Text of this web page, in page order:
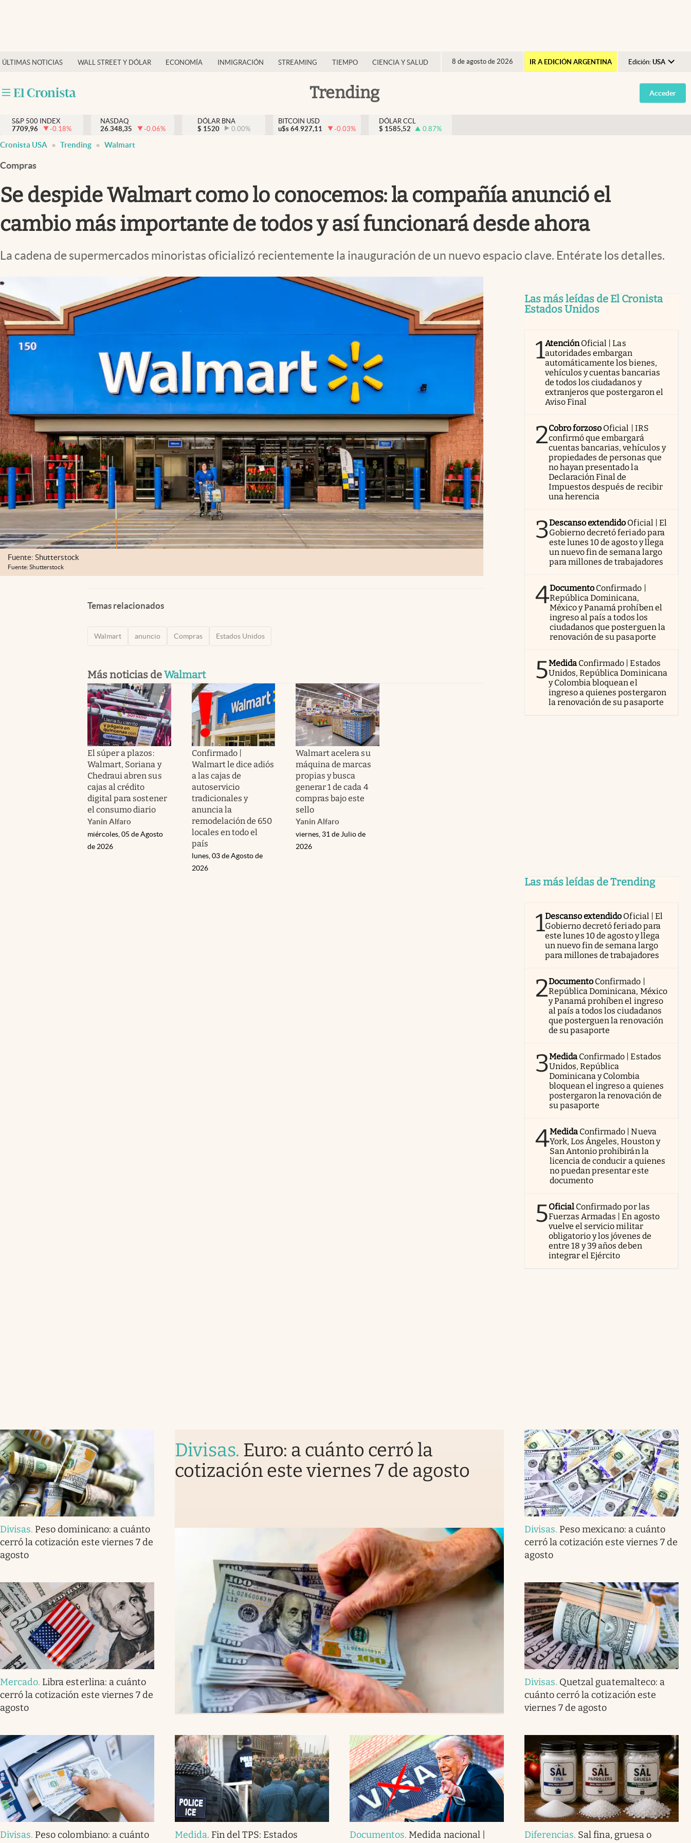
ÚLTIMAS NOTICIAS WALL STREET Y DÓLAR ECONOMÍA INMIGRACIÓN STREAMING TIEMPO CIENCIA Y SALUD 8 de agosto de 2026 IR A EDICIÓN ARGENTINA Edición: USA
Argentina
España
Trending
Finanzas y economía
Inmigración
Trending
Streaming
Acceder
S&P 500 INDEX
7709,96
-0.18%
NASDAQ
26.348,35
-0.06%
DÓLAR BNA
$ 1520 0.00%
BITCOIN USD
u$s 64.927,11 -0.03%
DÓLAR CCL
$ 1585,52 0.87%
Cronista USA Trending Walmart
Compras
Se despide Walmart como lo conocemos: la compañía anunció el
cambio más importante de todos y así funcionará desde ahora
La cadena de supermercados minoristas oficializó recientemente la inauguración de un nuevo espacio clave. Entérate los detalles.
Fuente: Shutterstock
Fuente: Shutterstock
Temas relacionados
Walmart anuncio Compras Estados Unidos
Más noticias deWalmart
El súper a plazos:
Walmart, Soriana y
Chedraui abren sus
cajas al crédito
digital para sostener
el consumo diario
Yanin Alfaro
miércoles, 05 de Agosto
de 2026
Confirmado |
Walmart le dice adiós
a las cajas de
autoservicio
tradicionales y
anuncia la
remodelación de 650
locales en todo el
país
lunes, 03 de Agosto de
2026
Walmart acelera su
máquina de marcas
propias y busca
generar 1 de cada 4
compras bajo este
sello
Yanin Alfaro
viernes, 31 de Julio de
2026
Las más leídas de El Cronista
Estados Unidos
1AtenciónOficial | Las
autoridades embargan
automáticamente los bienes,
vehículos y cuentas bancarias
de todos los ciudadanos y
extranjeros que postergaron el
Aviso Final
2Cobro forzoso Oficial | IRS
confirmó que embargará
cuentas bancarias, vehículos y
propiedades de personas que
no hayan presentado la
Declaración Final de
Impuestos después de recibir
una herencia
3Descanso extendido Oficial | El
Gobierno decretó feriado para
este lunes 10 de agosto y llega
un nuevo fin de semana largo
para millones de trabajadores
4Documento Confirmado |
República Dominicana,
México y Panamá prohíben el
ingreso al país a todos los
ciudadanos que posterguen la
renovación de su pasaporte
5Medida Confirmado | Estados
Unidos, República Dominicana
y Colombia bloquean el
ingreso a quienes postergaron
la renovación de su pasaporte
Las más leídas de Trending
1Descanso extendido Oficial | El
Gobierno decretó feriado para
este lunes 10 de agosto y llega
un nuevo fin de semana largo
para millones de trabajadores
2Documento Confirmado |
República Dominicana, México
y Panamá prohíben el ingreso
al país a todos los ciudadanos
que posterguen la renovación
de su pasaporte
3Medida Confirmado | Estados
Unidos, República
Dominicana y Colombia
bloquean el ingreso a quienes
postergaron la renovación de
su pasaporte
4Medida Confirmado | Nueva
York, Los Ángeles, Houston y
San Antonio prohibirán la
licencia de conducir a quienes
no puedan presentar este
documento
5Oficial Confirmado por las
Fuerzas Armadas | En agosto
vuelve el servicio militar
obligatorio y los jóvenes de
entre 18 y 39 años deben
integrar el Ejército
Divisas. Peso dominicano: a cuánto
cerró la cotización este viernes 7 de
agosto
Divisas. Euro: a cuánto cerró la
cotización este viernes 7 de agosto
Divisas. Peso mexicano: a cuánto
cerró la cotización este viernes 7 de
agosto
Mercado. Libra esterlina: a cuánto
cerró la cotización este viernes 7 de
agosto
Divisas. Quetzal guatemalteco: a
cuánto cerró la cotización este
viernes 7 de agosto
Divisas. Peso colombiano: a cuánto
Medida. Fin del TPS: Estados
Documentos. Medida nacional |
Diferencias. Sal fina, gruesa o